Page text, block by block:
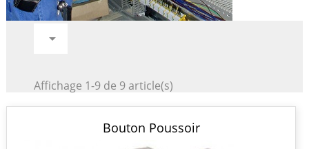

Affichage 1-9 de 9 article(s)
Bouton Poussoir